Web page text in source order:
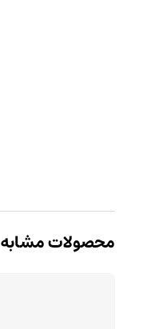
محصولات مشابه